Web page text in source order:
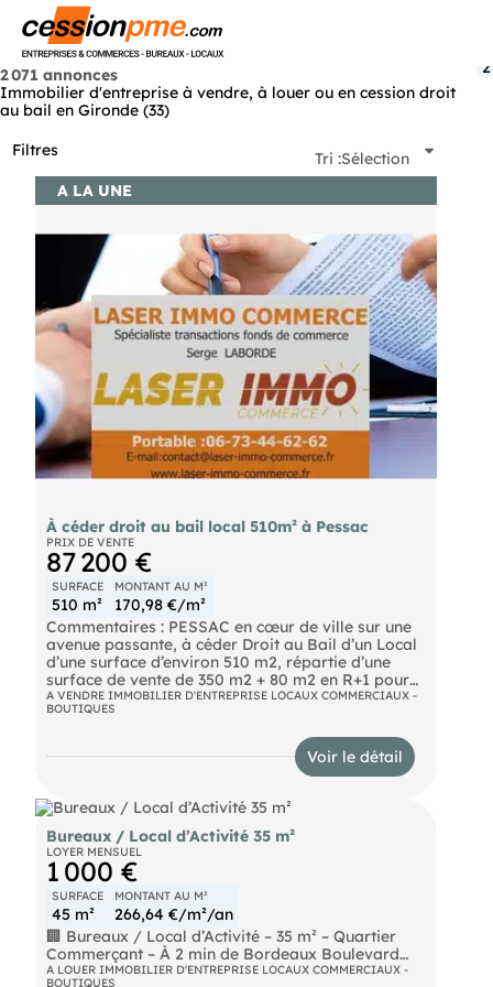
2 071 annonces
Immobilier d'entreprise à vendre, à louer ou en cession droit
au bail en Gironde (33)
Filtres
2
Tri :Sélection
A LA UNE
À céder droit au bail local 510m² à Pessac
PRIX DE VENTE
87 200 €
SURFACE
510 m²
MONTANT AU M²
170,98 €/m²
Commentaires : PESSAC en cœur de ville sur une
avenue passante, à céder Droit au Bail d’un Local
d’une surface d’environ 510 m2, répartie d’une
surface de vente de 350 m2 + 80 m2 en R+1 pour
bureaux et annexes, au sous-sol une grande
réserve avec sanitaires et accès sécurisé .et de
proximité et facilité de stationnement. Proche tous
commerces et autres commodités.
Honoraires à la charge du vendeur
Bail : 01/01/2021
Loyer trimestriel : 8632.25 € soit 34 529 € annuel
Provision trimestrielle Taxe Foncière : 1473.77 €
soit 5985.08 € annuel
Provision trimestrielle charges : 625.00 € soit 2500
€ annuel
A VENDRE IMMOBILIER D'ENTREPRISE LOCAUX COMMERCIAUX -
BOUTIQUES
Voir le détail
Bureaux / Local d’Activité 35 m²
LOYER MENSUEL
1 000 €
SURFACE
45 m²
MONTANT AU M²
266,64 €/m²/an
🏢 Bureaux / Local d’Activité – 35 m² – Quartier
Commerçant – À 2 min de Bordeaux Boulevard
A LOUER IMMOBILIER D'ENTREPRISE LOCAUX COMMERCIAUX -
BOUTIQUES